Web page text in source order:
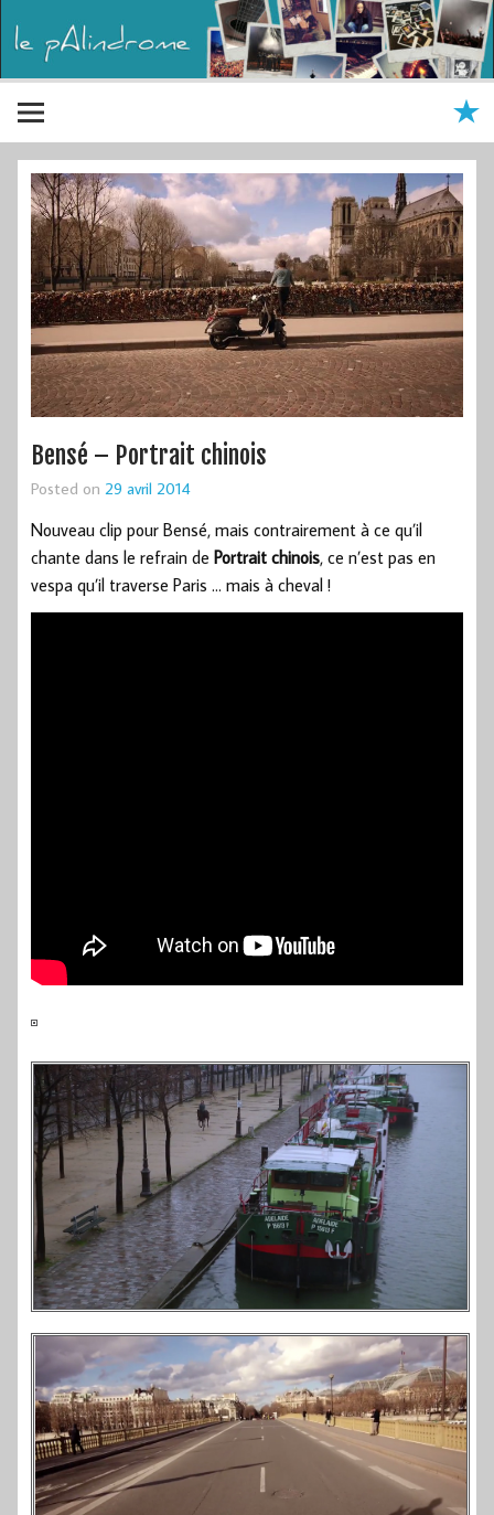
Bensé – Portrait chinois
Posted on 29 avril 2014
Nouveau clip pour Bensé, mais contrairement à ce qu’il
chante dans le refrain de Portrait chinois, ce n’est pas en
vespa qu’il traverse Paris … mais à cheval !